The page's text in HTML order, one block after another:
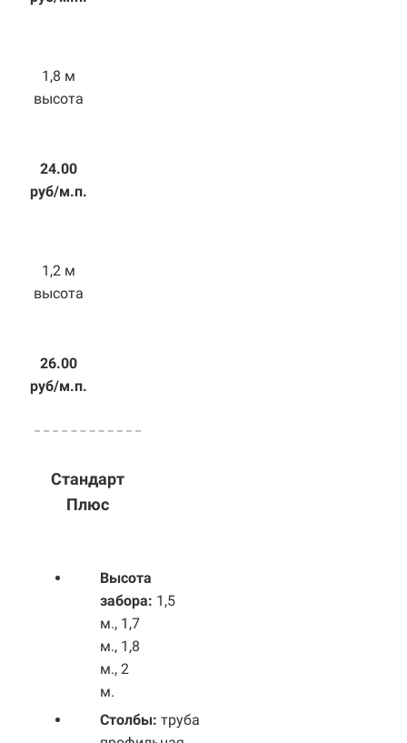
1,8 м
высота
24.00
руб/м.п.
1,2 м
высота
26.00
руб/м.п.
Стандарт
Плюс
Высота
забора: 1,5
м., 1,7
м., 1,8
м., 2
м.
Столбы: труба